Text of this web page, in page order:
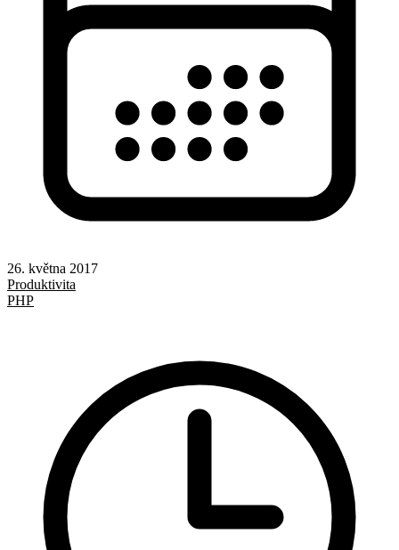
26. května 2017
Produktivita
PHP